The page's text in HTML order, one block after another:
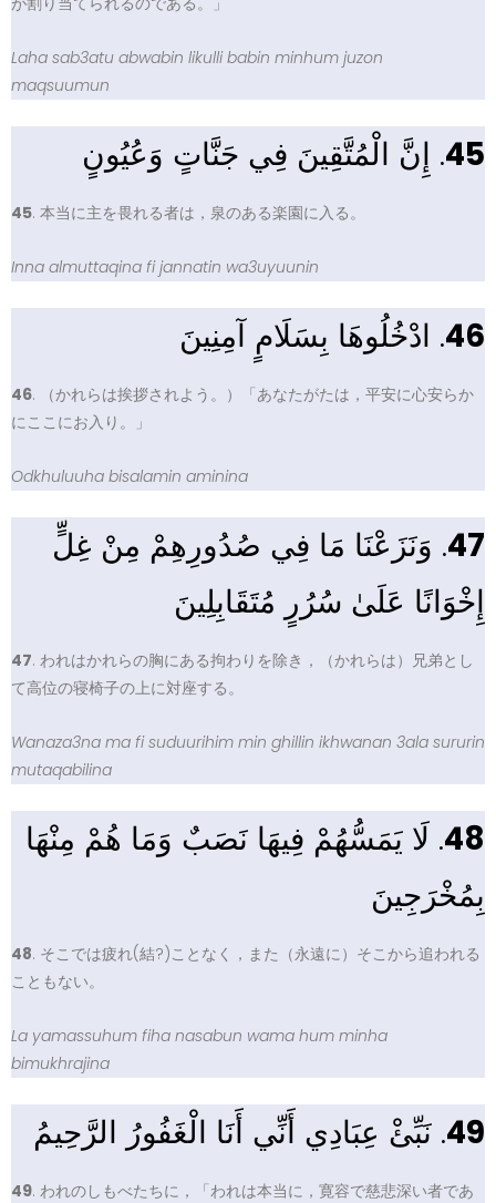
Laha sab3atu abwabin likulli babin minhum juzon
maqsuumun
45. إِنَّ الْمُتَّقِينَ فِي جَنَّاتٍ وَعُيُونٍ
45. 本当に主を畏れる者は，泉のある楽園に入る。
Inna almuttaqina fi jannatin wa3uyuunin
46. ادْخُلُوهَا بِسَلَامٍ آمِنِينَ
46. （かれらは挨拶されよう。）「あなたがたは，平安に心安らか
にここにお入り。」
Odkhuluuha bisalamin aminina
47. وَنَزَعْنَا مَا فِي صُدُورِهِمْ مِنْ غِلٍّ
إِخْوَانًا عَلَىٰ سُرُرٍ مُتَقَابِلِينَ
47. われはかれらの胸にある拘わりを除き，（かれらは）兄弟とし
て高位の寝椅子の上に対座する。
Wanaza3na ma fi suduurihim min ghillin ikhwanan 3ala sururin
mutaqabilina
48. لَا يَمَسُّهُمْ فِيهَا نَصَبٌ وَمَا هُمْ مِنْهَا
بِمُخْرَجِينَ
48. そこでは疲れ(結?)ことなく，また（永遠に）そこから追われる
こともない。
La yamassuhum fiha nasabun wama hum minha
bimukhrajina
49. نَبِّئْ عِبَادِي أَنِّي أَنَا الْغَفُورُ الرَّحِيمُ
49. われのしもべたちに，「われは本当に，寛容で慈悲深い者であ